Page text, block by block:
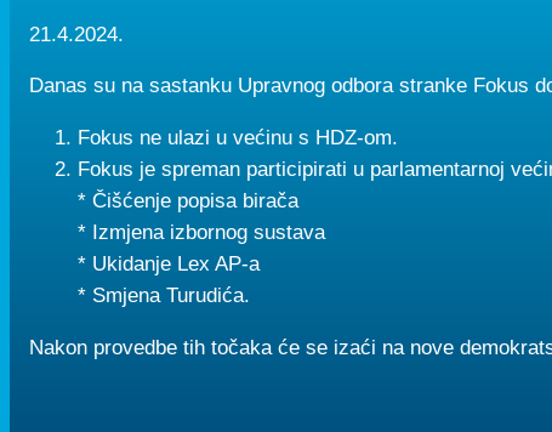
21.4.2024.
Danas su na sastanku Upravnog odbora stranke Fokus
Fokus ne ulazi u većinu s HDZ-om.
Fokus je spreman participirati u parlamentarnoj
* Čišćenje popisa birača
* Izmjena izbornog sustava
* Ukidanje Lex AP-a
* Smjena Turudića.
Nakon provedbe tih točaka će se izaći na nove